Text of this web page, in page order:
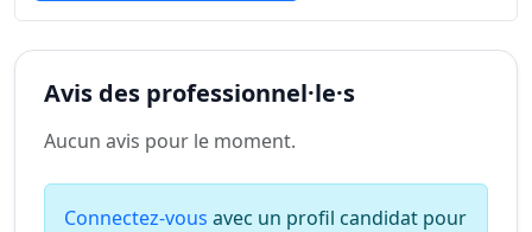
Avis des professionnel·le·s
Aucun avis pour le moment.
Connectez-vous avec un profil candidat pour